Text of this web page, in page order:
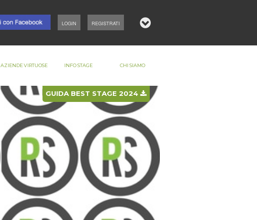
REGISTRATI
LOGIN
GUIDA BEST STAGE 2024
AZIENDE VIRTUOSE INFO STAGE CHI SIAMO